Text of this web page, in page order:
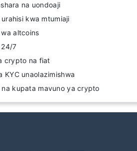
na uondoaji
kwa mtumiaji
altcoins
24/7
crypto na fiat
KYC unaolazimishwa
kupata mavuno ya crypto